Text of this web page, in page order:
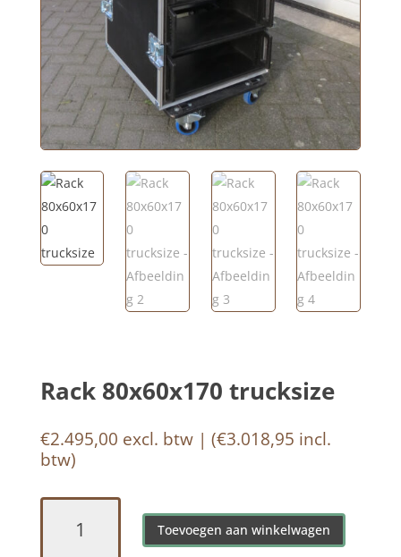
Rack 80x60x170 trucksize
€2.495,00 excl. btw | (€3.018,95 incl.
btw)
80x60x170
Toevoegen aan winkelwagen